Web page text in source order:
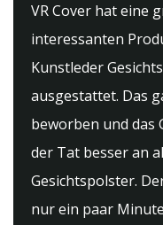
VR Cover hat eine
interessanten
Kunstleder
ausgestattet. Das
beworben und das
der Tat besser an
Gesichtspolster.
nur ein paar